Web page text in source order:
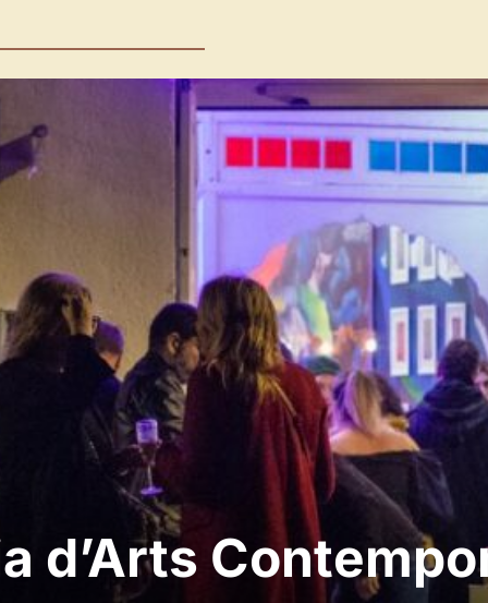
d’Arts